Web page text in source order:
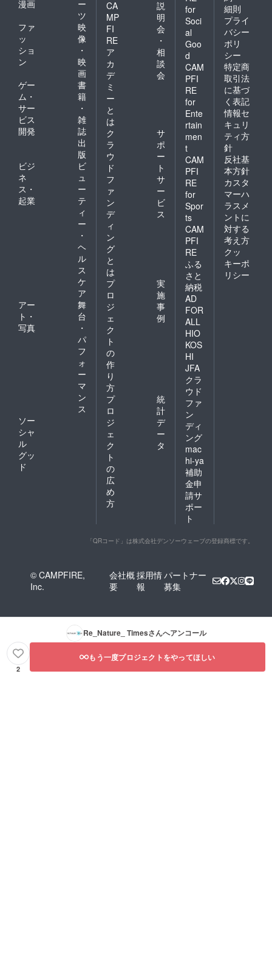
漫画
ー
ツ
ファ
ッ
ショ
ン
映
像
・
映
画
ゲー
ム・
サー
ビス
開発
書
籍
・
雑
誌
出
版
ビジ
ネ
ス・
起業
ビ
ュ
ー
テ
ィ
ー
・
ヘ
ル
ス
ケ
ア
アー
ト・
写真
舞
台
・
パ
フ
ォ
ー
マ
ン
ス
ソー
シャ
ル
グッ
ド
CA
MP
FI
RE
ア
カ
デ
ミ
ー
と
は
説
明
会
・
相
談
会
ク
ラ
ウ
ド
フ
ァ
ン
デ
ィ
ン
グ
と
は
サ
ポ
ー
ト
サ
ー
ビ
ス
プ
ロ
ジ
ェ
ク
ト
の
作
り
方
実
施
事
例
プ
ロ
ジ
ェ
ク
ト
の
広
め
方
統
計
デ
ー
タ
for
Soci
al
Goo
d
CAM
PFI
RE
for
Ente
rtain
men
t
CAM
PFI
RE
for
Spor
ts
CAM
PFI
RE
ふる
さと
納税
AD
FOR
ALL
HIO
KOS
HI
JFA
クラ
ウド
ファ
ン
ディ
ング
mac
hi-ya
補助
金申
請サ
ポー
ト
細則
プライ
バシー
ポリ
シー
特定商
取引法
に基づ
く表記
情報セ
キュリ
ティ方
針
反社基
本方針
カスタ
マーハ
ラスメ
ントに
対する
考え方
クッ
キーポ
リシー
「QRコード」は株式会社デンソーウェーブの登録商標です。
© CAMPFIRE,
Inc.
会社概
要
採用情
報
パートナー
募集
Re_Nature_ Timesさんへアンコール
2
もう一度プロジェクトをやってほしい